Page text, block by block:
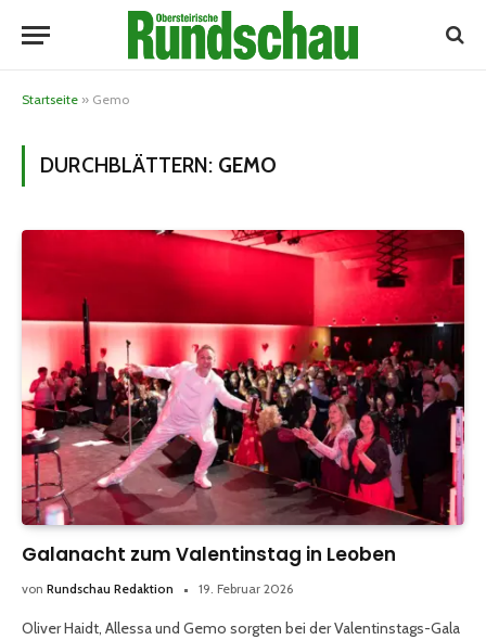
Startseite » Gemo
DURCHBLÄTTERN: GEMO
Galanacht zum Valentinstag in Leoben
von Rundschau Redaktion 19. Februar 2026
Oliver Haidt, Allessa und Gemo sorgten bei der Valentinstags-Gala